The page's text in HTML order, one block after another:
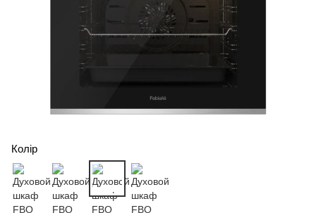
Колір